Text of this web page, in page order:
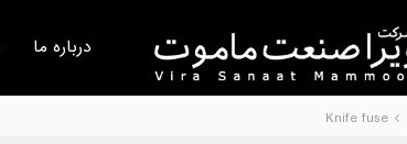
درباره ما
Knife fuse